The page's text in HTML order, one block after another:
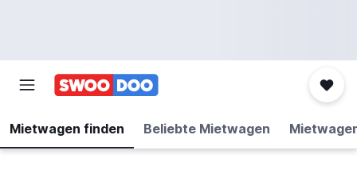
Mietwagen finden Beliebte Mietwagen